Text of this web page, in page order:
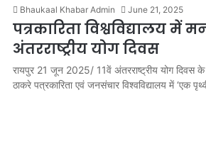
Bhaukaal Khabar Admin June 21, 2025
पत्रकारिता विश्वविद्यालय में
अंतरराष्ट्रीय योग दिवस
रायपुर 21 जून 2025/ 11वें अंतरराष्ट्रीय योग दिवस
ठाकरे पत्रकारिता एवं जनसंचार विश्वविद्यालय में ‘एक